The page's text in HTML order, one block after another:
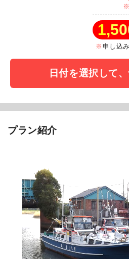
申し込
日付を選択して
プラン紹介